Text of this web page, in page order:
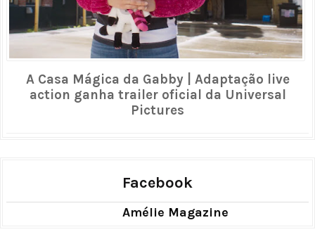
A Casa Mágica da Gabby | Adaptação live
action ganha trailer oficial da Universal
Pictures
Facebook
Amélie Magazine